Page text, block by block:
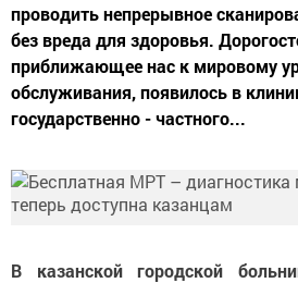
проводить непрерывное
без вреда для здоровья.
приближающее нас к мировому
обслуживания, появилось в
государственно - частного...
В казанской городской